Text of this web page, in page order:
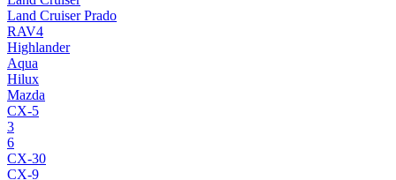
Land Cruiser Prado
RAV4
Highlander
Aqua
Hilux
Mazda
CX-5
3
6
CX-30
CX-9